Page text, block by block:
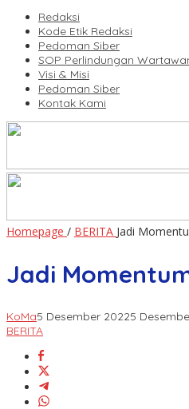
Redaksi
Kode Etik Redaksi
Pedoman Siber
SOP Perlindungan
Visi & Misi
Pedoman Siber
Kontak Kami
Homepage / BERITA Jadi
Jadi
KoMa5 Desember 20225
BERITA